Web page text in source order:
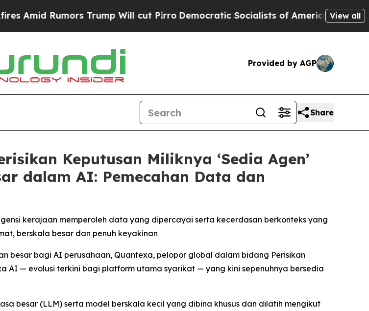
Trump Will cut PirroDemocratic Socialists of America Propose RadicalView all
Provided by AGP
Share
Keputusan Miliknya ‘Sedia Agen’
dalam AI: Pemecahan Data dan
kerajaan memperoleh data yang dipercayai serta kecerdasan berkonteks yang
berskala besar dan penuh keyakinan
besar bagi AI perusahaan, Quantexa, pelopor global dalam bidang Perisikan
AI — evolusi terkini bagi platform utama syarikat — yang kini sepenuhnya bersedia
besar (LLM) serta model berskala kecil yang dibina khusus dan dilatih mengikut